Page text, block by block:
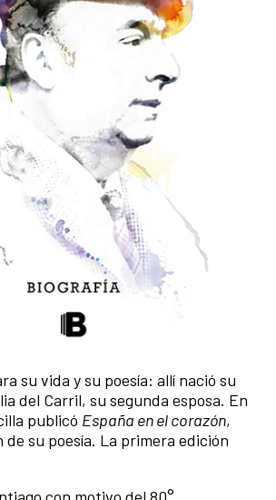
su vida y su poesía: allí nació su
del Carril, su segunda esposa. En
publicó España en el corazón,
su poesía. La primera edición